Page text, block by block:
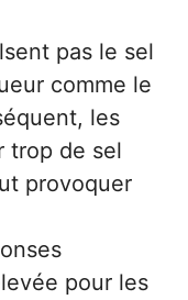
pas le sel
comme le
les
trop de sel
provoquer
pour les